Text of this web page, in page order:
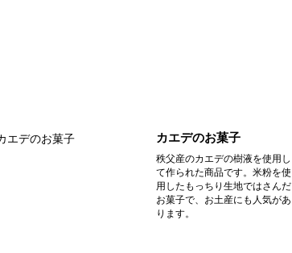
カエデのお菓子
秩父産のカエデの樹液を使用し
て作られた商品です。米粉を使
用したもっちり生地ではさんだ
お菓子で、お土産にも人気があ
ります。